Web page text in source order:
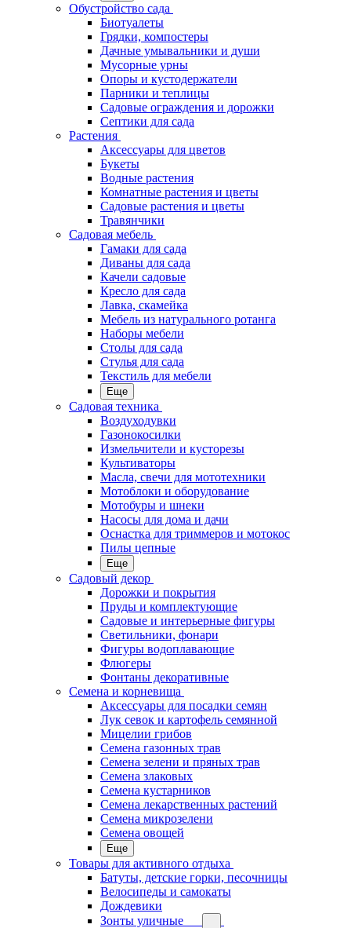
Обустройство сада
Биотуалеты
Грядки, компостеры
Дачные умывальники и души
Мусорные урны
Опоры и кустодержатели
Парники и теплицы
Садовые ограждения и дорожки
Септики для сада
Растения
Аксессуары для цветов
Букеты
Водные растения
Комнатные растения и цветы
Садовые растения и цветы
Травянчики
Садовая мебель
Гамаки для сада
Диваны для сада
Качели садовые
Кресло для сада
Лавка, скамейка
Мебель из натурального ротанга
Наборы мебели
Столы для сада
Стулья для сада
Текстиль для мебели
Еще
Садовая техника
Воздуходувки
Газонокосилки
Измельчители и кусторезы
Культиваторы
Масла, свечи для мототехники
Мотоблоки и оборудование
Мотобуры и шнеки
Насосы для дома и дачи
Оснастка для триммеров и мотокос
Пилы цепные
Еще
Садовый декор
Дорожки и покрытия
Пруды и комплектующие
Садовые и интерьерные фигуры
Светильники, фонари
Фигуры водоплавающие
Флюгеры
Фонтаны декоративные
Семена и корневища
Аксессуары для посадки семян
Лук севок и картофель семянной
Мицелии грибов
Семена газонных трав
Семена зелени и пряных трав
Семена злаковых
Семена кустарников
Семена лекарственных растений
Семена микрозелени
Семена овощей
Еще
Товары для активного отдыха
Батуты, детские горки, песочницы
Велосипеды и самокаты
Дождевики
Зонты уличные